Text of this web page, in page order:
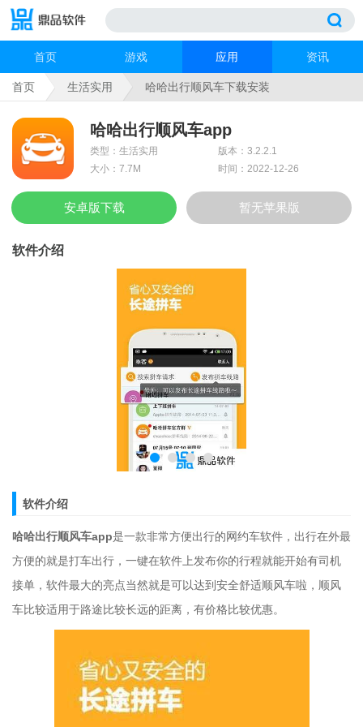
首页 游戏 应用 资讯
首页 生活实用 哈哈出行顺风车下载安装
哈哈出行顺风车app
类型：生活实用
版本：3.2.2.1
大小：7.7M
时间：2022-12-26
安卓版下载 暂无苹果版
软件介绍
软件介绍
哈哈出行顺风车app是一款非常方便出行的网约车软件，出行在外最
方便的就是打车出行，一键在软件上发布你的行程就能开始有司机
接单，软件最大的亮点当然就是可以达到安全舒适顺风车啦，顺风
车比较适用于路途比较长远的距离，有价格比较优惠。